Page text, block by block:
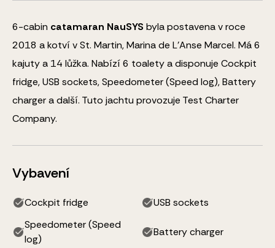
6-cabin catamaran NauSYS byla postavena v roce
2018 a kotví v St. Martin, Marina de L'Anse Marcel. Má 6
kajuty a 14 lůžka. Nabízí 6 toalety a disponuje Cockpit
fridge, USB sockets, Speedometer (Speed log), Battery
chargera další. Tuto jachtu provozuje Test Charter
Company.
Vybavení
Cockpit fridge
USB sockets
Speedometer (Speed
log)
Battery charger